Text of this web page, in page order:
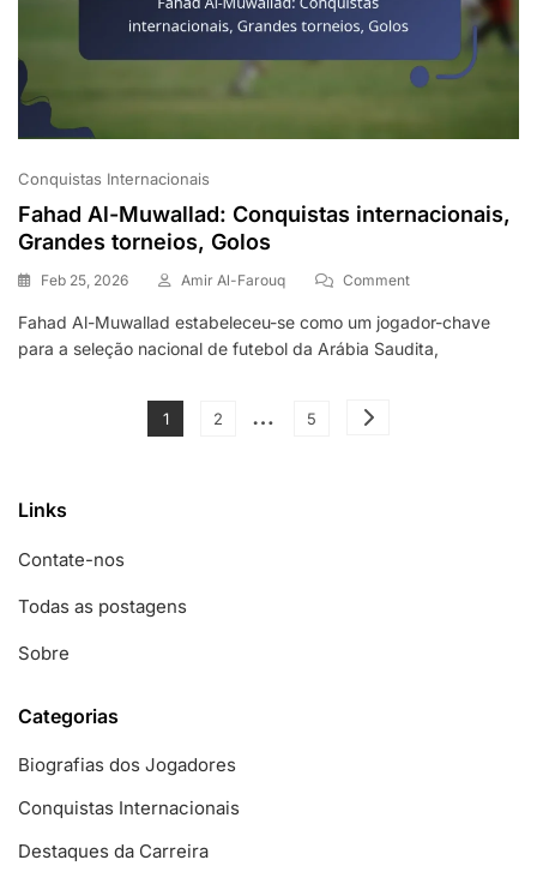
Conquistas Internacionais
Fahad Al-Muwallad: Conquistas internacionais,
Grandes torneios, Golos
Feb 25, 2026 Amir Al-Farouq CommentOn
Al-
Muwallad:
Fahad Al-Muwallad estabeleceu-se como um jogador-chave
para a seleção nacional de futebol da Arábia Saudita,
Posts
Page
1 Page
2 … Page
5
Links
Contate-nos
Todas as postagens
Sobre
Categorias
Biografias dos Jogadores
Conquistas Internacionais
Destaques da Carreira